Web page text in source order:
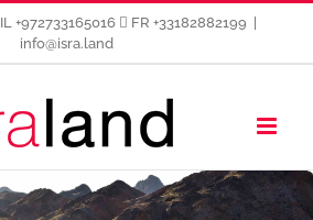
IL +972733165016 FR +33182882199
info@isra.land